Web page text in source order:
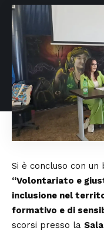
Si è concluso con
“Volontariato e
inclusione nel
formativo e di
scorsi presso la